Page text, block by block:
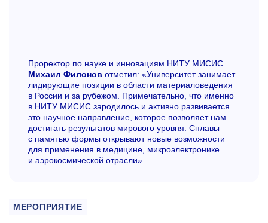
Проректор по науке и инновациям НИТУ МИСИС
Михаил Филонов отметил: «Университет занимает
лидирующие позиции в области материаловедения
в России и за рубежом. Примечательно, что именно
в НИТУ МИСИС зародилось и активно развивается
это научное направление, которое позволяет нам
достигать результатов мирового уровня. Сплавы
с памятью формы открывают новые возможности
для применения в медицине, микроэлектронике
и аэрокосмической отрасли».
МЕРОПРИЯТИЕ